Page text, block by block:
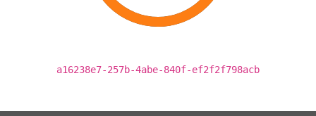
a16238e7-257b-4abe-840f-ef2f2f798acb